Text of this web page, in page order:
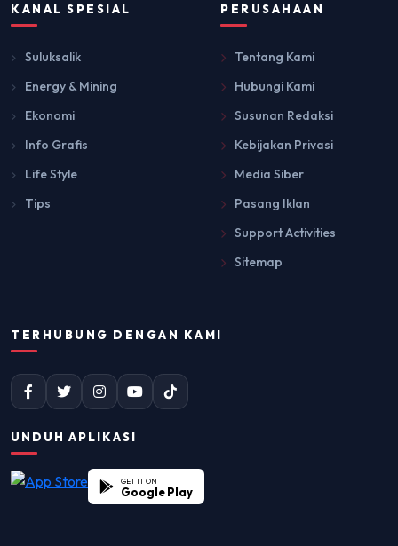
KANAL SPESIAL
Suluksalik
Energy & Mining
Ekonomi
Info Grafis
Life Style
Tips
PERUSAHAAN
Tentang Kami
Hubungi Kami
Susunan Redaksi
Kebijakan Privasi
Media Siber
Pasang Iklan
Support Activities
Sitemap
TERHUBUNG DENGAN KAMI
UNDUH APLIKASI
GET IT ON
Google Play